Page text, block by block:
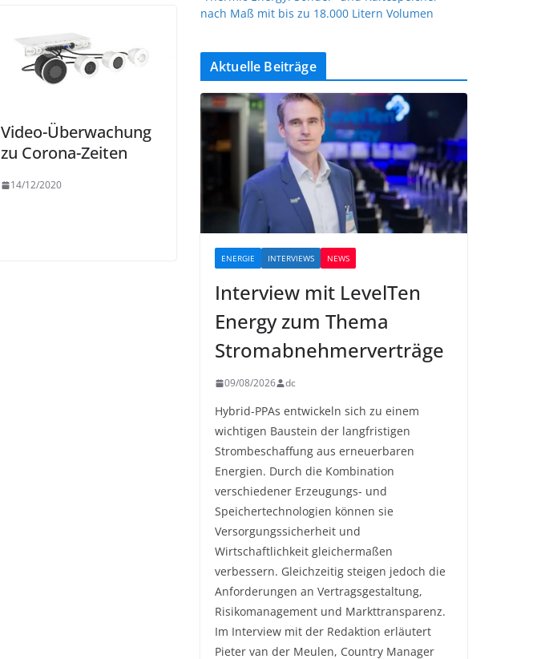
Video-Überwachung
zu Corona-Zeiten
14/12/2020
nach Maß mit bis zu 18.000 Litern Volumen
Aktuelle Beiträge
ENERGIE INTERVIEWS NEWS
Interview mit LevelTen
Energy zum Thema
Stromabnehmerverträge
09/08/2026 dc
Hybrid-PPAs entwickeln sich zu einem
wichtigen Baustein der langfristigen
Strombeschaffung aus erneuerbaren
Energien. Durch die Kombination
verschiedener Erzeugungs- und
Speichertechnologien können sie
Versorgungssicherheit und
Wirtschaftlichkeit gleichermaßen
verbessern. Gleichzeitig steigen jedoch die
Anforderungen an Vertragsgestaltung,
Risikomanagement und Markttransparenz.
Im Interview mit der Redaktion erläutert
Pieter van der Meulen, Country Manager